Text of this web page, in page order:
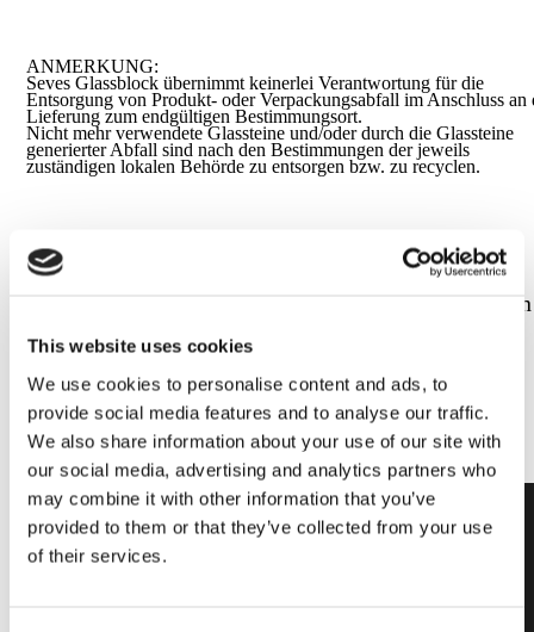
This website uses cookies
We use cookies to personalise content and ads, to
provide social media features and to analyse our traffic.
We also share information about your use of our site with
our social media, advertising and analytics partners who
may combine it with other information that you’ve
provided to them or that they’ve collected from your use
of their services.
ANMERKUNG:
Seves Glassblock übernimmt keinerlei Verantwortung für die
Entsorgung von Produkt- oder Verpackungsabfall im Anschluss an
Lieferung zum endgültigen Bestimmungsort.
Nicht mehr verwendete Glassteine und/oder durch die Glassteine
generierter Abfall sind nach den Bestimmungen der jeweils
zuständigen lokalen Behörde zu entsorgen bzw. zu recyclen.
Für technische oder kommerzielle Informationen